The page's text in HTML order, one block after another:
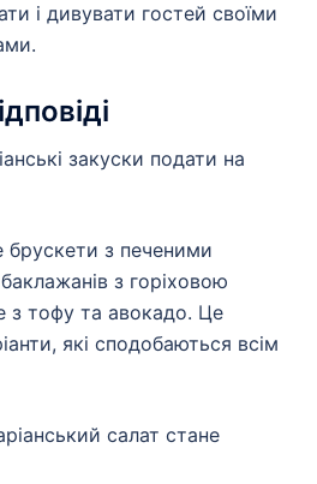
і дивувати гостей своїми
закуски подати на
брускети з печеними
з горіховою
з тофу та авокадо. Це
які сподобаються всім
салат стане